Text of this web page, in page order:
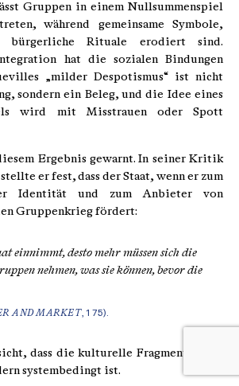
Gruppen in einem Nullsummenspiel
während gemeinsame Symbole,
bürgerliche Rituale erodiert sind.
hat die sozialen Bindungen
„milder Despotismus“ ist nicht
sondern ein Beleg, und die Idee eines
wird mit Misstrauen oder Spott
Ergebnis gewarnt. In seiner Kritik
er fest, dass der Staat, wenn er zum
Identität und zum Anbieter von
Gruppenkrieg fördert:
einnimmt, desto mehr müssen sich die
nehmen, was sie können, bevor die
AND MARKET, 175).
dass die kulturelle Fragmentierung
systembedingt ist.